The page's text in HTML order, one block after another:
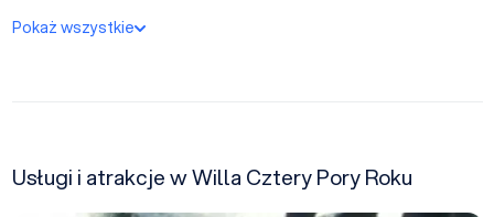
Pokaż wszystkie
Usługi i atrakcje w Willa Cztery Pory Roku